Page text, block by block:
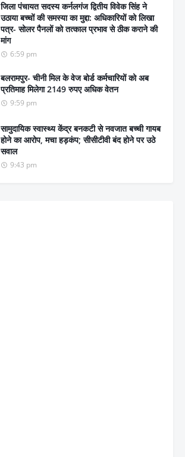
जिला पंचायत सदस्य कर्नलगंज द्वितीय विवेक सिंह ने
उठाया बच्चों की समस्या का मुद्दा: अधिकारियों को लिखा
पत्र- सोलर पैनलों को तत्काल प्रभाव से ठीक कराने की
मांग
6:59 pm
बलरामपुर- चीनी मिल के वेज बोर्ड कर्मचारियों को अब
प्रतिमाह मिलेगा 2149 रुपए अधिक वेतन
9:59 pm
सामुदायिक स्वास्थ्य केंद्र बनकटी से नवजात बच्ची गायब
होने का आरोप, मचा हड़कंप; सीसीटीवी बंद होने पर उठे
सवाल
9:43 pm